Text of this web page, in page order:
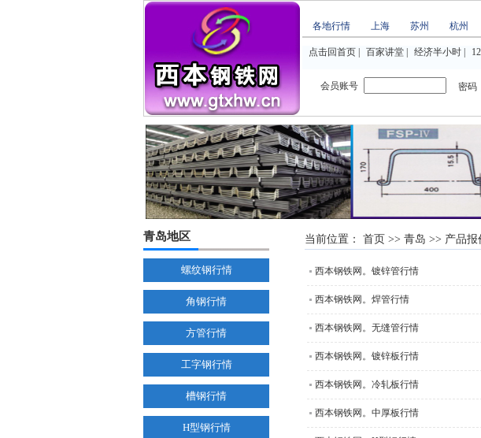
各地行情 上海 苏州 杭州
点击回首页 百家讲堂 经济半小时
会员账号 密码
青岛地区
螺纹钢行情
角钢行情
方管行情
工字钢行情
槽钢行情
H型钢行情
当前位置： 首页 >> 青岛 >> 产品报
西本钢铁网。镀锌管行情
西本钢铁网。焊管行情
西本钢铁网。无缝管行情
西本钢铁网。镀锌板行情
西本钢铁网。冷轧板行情
西本钢铁网。中厚板行情